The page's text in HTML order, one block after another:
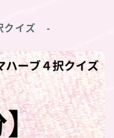
クイズ ‐